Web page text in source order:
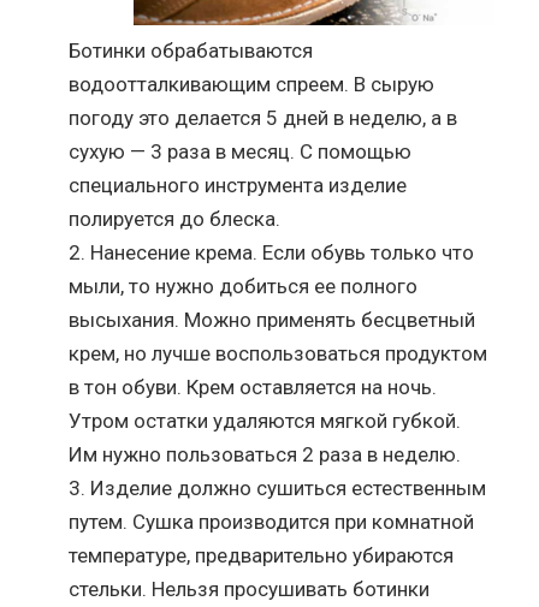
Ботинки обрабатываются
водоотталкивающим спреем. В сырую
погоду это делается 5 дней в неделю, а в
сухую — 3 раза в месяц. С помощью
специального инструмента изделие
полируется до блеска.
Нанесение крема. Если обувь только что
мыли, то нужно добиться ее полного
высыхания. Можно применять бесцветный
крем, но лучше воспользоваться продуктом
в тон обуви. Крем оставляется на ночь.
Утром остатки удаляются мягкой губкой.
Им нужно пользоваться 2 раза в неделю.
Изделие должно сушиться естественным
путем. Сушка производится при комнатной
температуре, предварительно убираются
стельки. Нельзя просушивать ботинки